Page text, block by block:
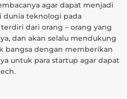
agar dapat menjadi
dunia teknologi pada
dari orang – orang yang
dan akan selalu mendukung
bangsa dengan memberikan
untuk para startup agar dapat